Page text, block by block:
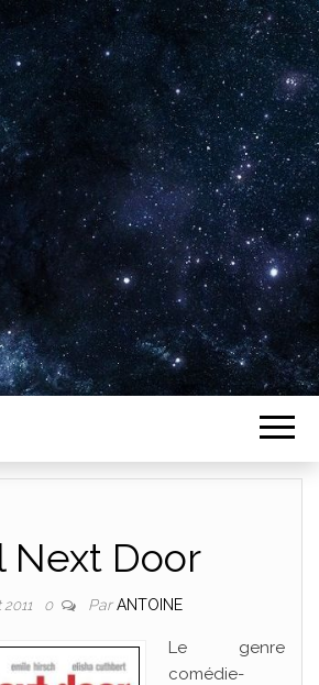
critiques de films
Next Door
0 ParANTOINE
Le genre
comédie-